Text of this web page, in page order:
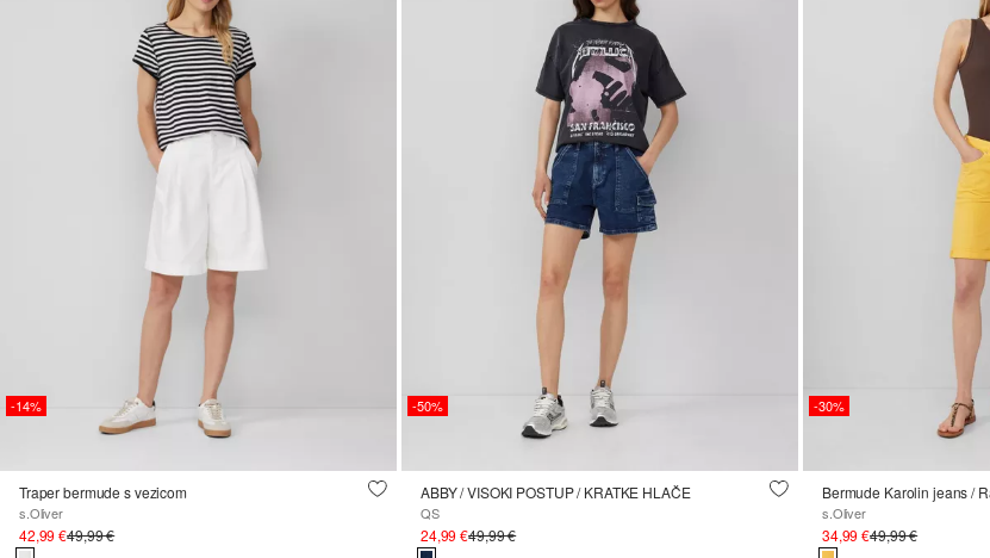
-14%
Traper bermude s vezicom
s.Oliver
42,99 €49,99 €
-50%
ABBY / VISOKI POSTUP / KRATKE HLAČE
QS
24,99 €49,99 €
-30%
s.Oliver
34,99 €49,99 €